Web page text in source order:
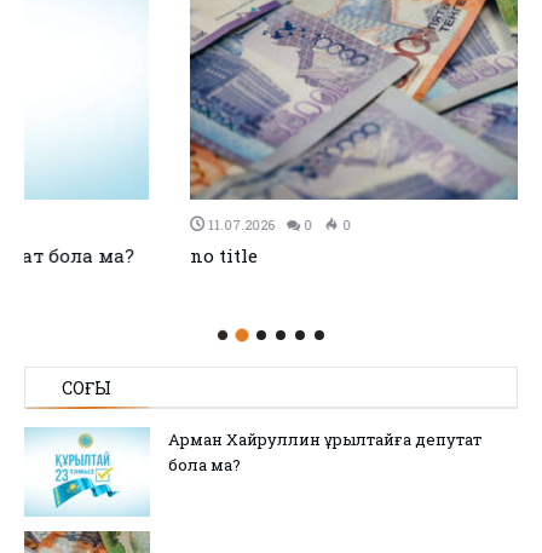
no title
СОҢҒЫ
Арман Хайруллин Құрылтайға депутат
бола ма?